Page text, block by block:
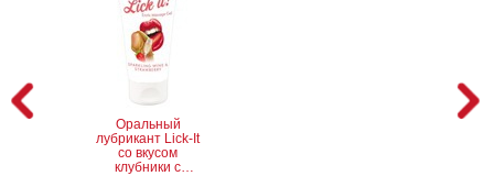
Анальный
стимулятор
Lovetoy Glass
943 грн
Оральный
лубрикант Lick-It
со вкусом
клубники с